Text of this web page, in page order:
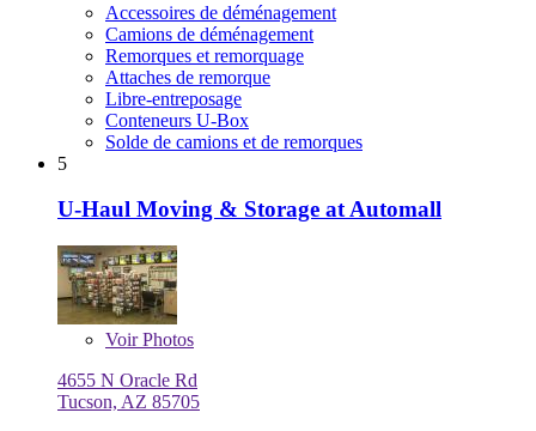
Accessoires de déménagement
Camions de déménagement
Remorques et remorquage
Attaches de remorque
Libre-entreposage
Conteneurs U-Box
Solde de camions et de remorques
5
U-Haul Moving & Storage at Automall
VoirPhotos
4655 N Oracle Rd
Tucson, AZ 85705